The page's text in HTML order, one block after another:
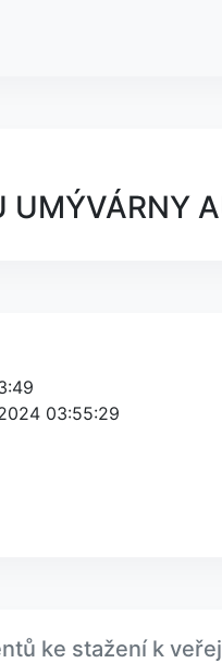
UMÝVÁRNY
03:55:29
ke stažení k